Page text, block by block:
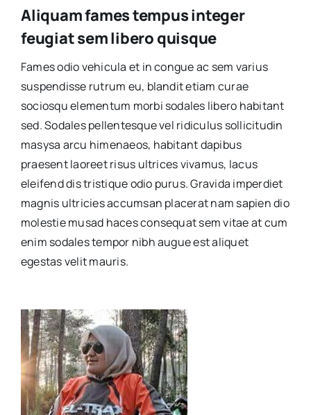
Aliquam fames tempus integer
feugiat sem libero quisque
Fames odio vehicula et in congue ac sem varius
suspendisse rutrum eu, blandit etiam curae
sociosqu elementum morbi sodales libero habitant
sed. Sodales pellentesque vel ridiculus sollicitudin
masysa arcu himenaeos, habitant dapibus
praesent laoreet risus ultrices vivamus, lacus
eleifend dis tristique odio purus. Gravida imperdiet
magnis ultricies accumsan placerat nam sapien dio
molestie musad haces consequat sem vitae at cum
enim sodales tempor nibh augue est aliquet
egestas velit mauris.